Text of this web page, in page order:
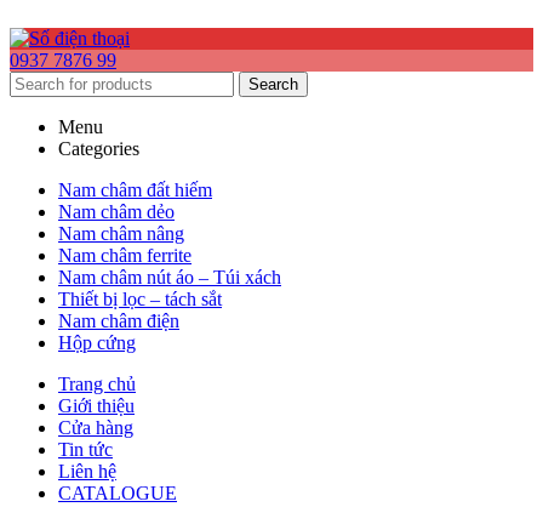
0937 7876 99
Search
Menu
Categories
Nam châm đất hiếm
Nam châm dẻo
Nam châm nâng
Nam châm ferrite
Nam châm nút áo – Túi xách
Thiết bị lọc – tách sắt
Nam châm điện
Hộp cứng
Trang chủ
Giới thiệu
Cửa hàng
Tin tức
Liên hệ
CATALOGUE